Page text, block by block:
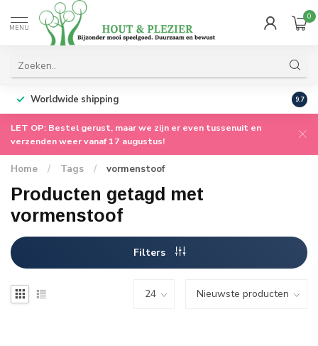
MENU
0
Worldwide shipping 9.7
LET OP: Bestel gerust, maar we zijn er even tussenuit en
verzenden weer vanaf 17 augustus!
Home / Tags / vormenstoof
Producten getagd met
vormenstoof
Filters